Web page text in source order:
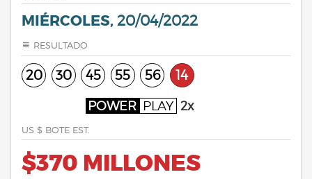
MIÉRCOLES, 20/04/2022
RESULTADO
20 30 45 55 56 14
POWER PLAY 2x
US $ BOTE EST.
$370 MILLONES